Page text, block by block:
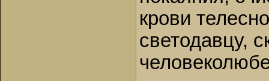
крови
светодавцу,